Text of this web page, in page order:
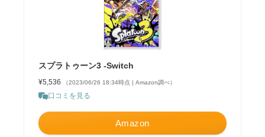
スプラトゥーン3 -Switch
¥5,536 （2023/06/26 18:34時点 | Amazon調べ）
口コミを見る
Amazon